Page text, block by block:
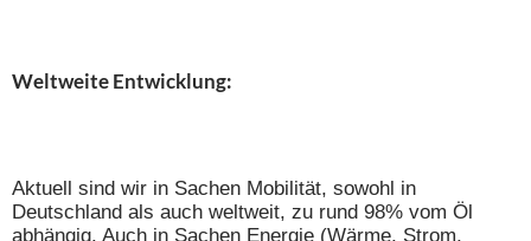
Weltweite Entwicklung:
Aktuell sind wir in Sachen Mobilität, sowohl in
Deutschland als auch weltweit, zu rund 98% vom Öl
abhängig. Auch in Sachen Energie (Wärme, Strom,